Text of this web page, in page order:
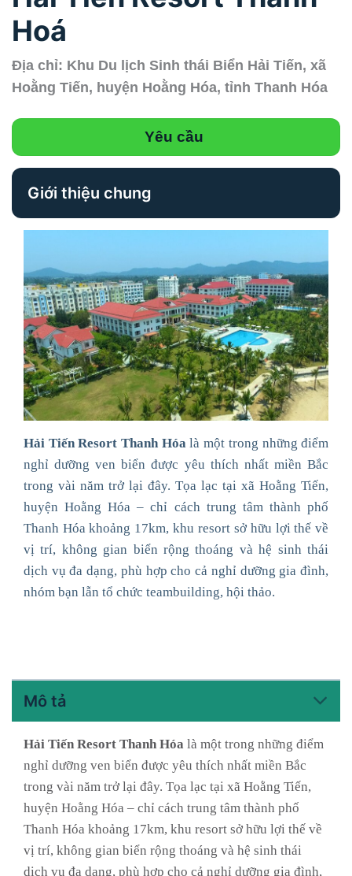
Hoá
Địa chỉ: Khu Du lịch Sinh thái Biển Hải Tiến, xã
Hoằng Tiến, huyện Hoằng Hóa, tỉnh Thanh Hóa
Yêu cầu
Giới thiệu chung
Hải Tiến Resort Thanh Hóalà một trong những điểm
nghỉ dưỡng ven biển được yêu thích nhất miền Bắc
trong vài năm trở lại đây. Tọa lạc tại xã Hoằng Tiến,
huyện Hoằng Hóa – chỉ cách trung tâm thành phố
Thanh Hóa khoảng 17km, khu resort sở hữu lợi thế về
vị trí, không gian biển rộng thoáng và hệ sinh thái
dịch vụ đa dạng, phù hợp cho cả nghỉ dưỡng gia đình,
nhóm bạn lẫn tổ chức teambuilding, hội thảo.
Mô tả
Hải Tiến Resort Thanh Hóa là một trong những điểm
nghỉ dưỡng ven biển được yêu thích nhất miền Bắc
trong vài năm trở lại đây. Tọa lạc tại xã Hoằng Tiến,
huyện Hoằng Hóa – chỉ cách trung tâm thành phố
Thanh Hóa khoảng 17km, khu resort sở hữu lợi thế về
vị trí, không gian biển rộng thoáng và hệ sinh thái
dịch vụ đa dạng, phù hợp cho cả nghỉ dưỡng gia đình,